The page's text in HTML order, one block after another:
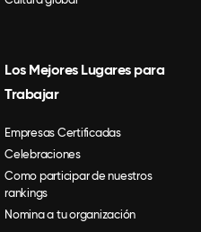
Los Mejores Lugares para
Trabajar
Empresas Certificadas
Celebraciones
Como participar de nuestros
rankings
Nomina a tu organización